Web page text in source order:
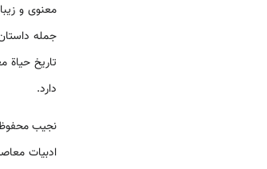
معنوی و
دارد.